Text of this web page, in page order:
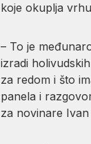
koje okuplja
– To je
izradi
za redom i što
panela i
za novinare